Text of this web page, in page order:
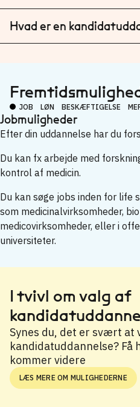
Hvad er en
JOB LØN BESKÆFTIGELSE
Jobmuligheder
Efter din uddannelse har du
Du kan fx arbejde med
kontrol af medicin.
Du kan søge jobs inden for life
som medicinalvirksomheder,
medicovirksomheder, eller i
universiteter.
I tvivl om valg af
Synes du, det er svært at
kandidatuddannelse?
kommer videre
LÆS MERE OM MULIGHEDERNE